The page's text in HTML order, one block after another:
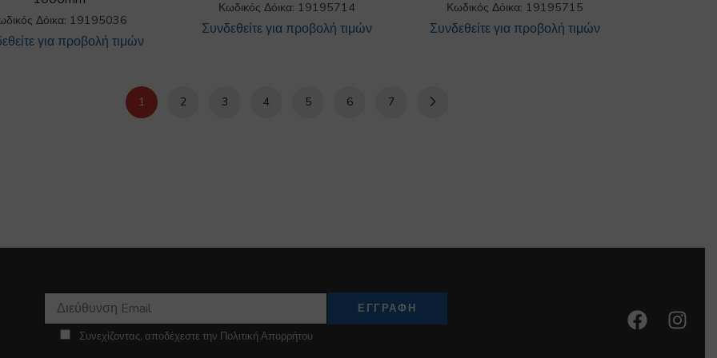
Δόικα: 19195036
για προβολή τιμών
Κωδικός Δόικα: 19195714
Συνδεθείτε για προβολή τιμών
Κωδικός Δόικα: 19195715
Συνδεθείτε για προβολή τιμών
1 2 3 4 5 6 7
Συνεχίζοντας, αποδέχεστε την Πολιτική Απορρήτου